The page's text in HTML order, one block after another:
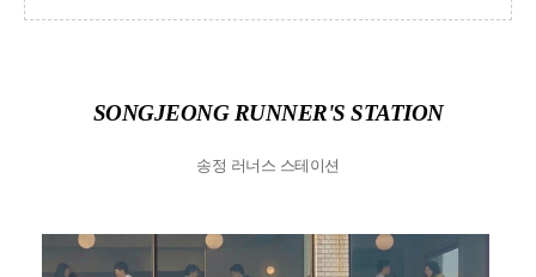
SONGJEONG RUNNER'S STATION
송정 러너스 스테이션